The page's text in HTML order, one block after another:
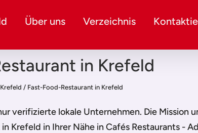
Über uns Verzeichnis
in Krefeld
Krefeld / Fast-Food-Restaurant in Krefeld
verifizierte lokale Unternehmen. Die Mission
Krefeld in Ihrer Nähe in Cafés Restaurants -